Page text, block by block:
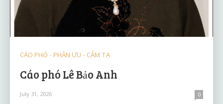
CÁO PHÓ - PHÂN ƯU - CẢM TẠ
Cáo phó Lê Bảo Anh
July 31, 2026 0